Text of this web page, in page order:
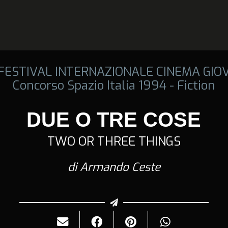
INTERNAZIONALE CINEMA
Concorso Spazio Italia 1994 - Fiction
DUE O TRE COSE
TWO OR THREE THINGS
di Armando Ceste